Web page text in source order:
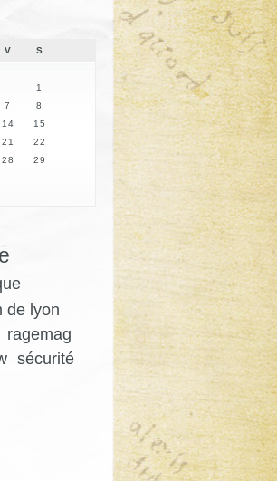
V S
1
7
8
14
15
21
22
28
29
de lyon
ragemag
sécurité